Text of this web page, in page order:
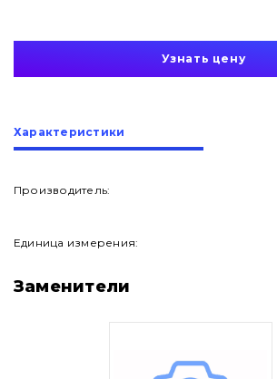
О нас
Узнать цену
Характеристики
Производитель:
Единица измерения:
Заменители